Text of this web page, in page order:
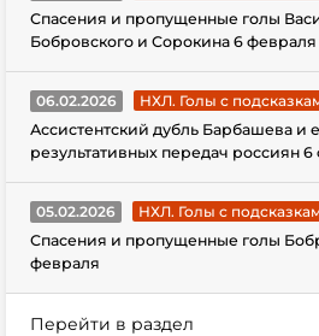
Спасения и пропущенные голы
Бобровского и Сорокина 6 февраля
06.02.2026
НХЛ. Голы с
Ассистентский дубль Барбашева и
результативных передач россиян
05.02.2026
НХЛ. Голы с
Спасения и пропущенные голы
февраля
Перейти в раздел